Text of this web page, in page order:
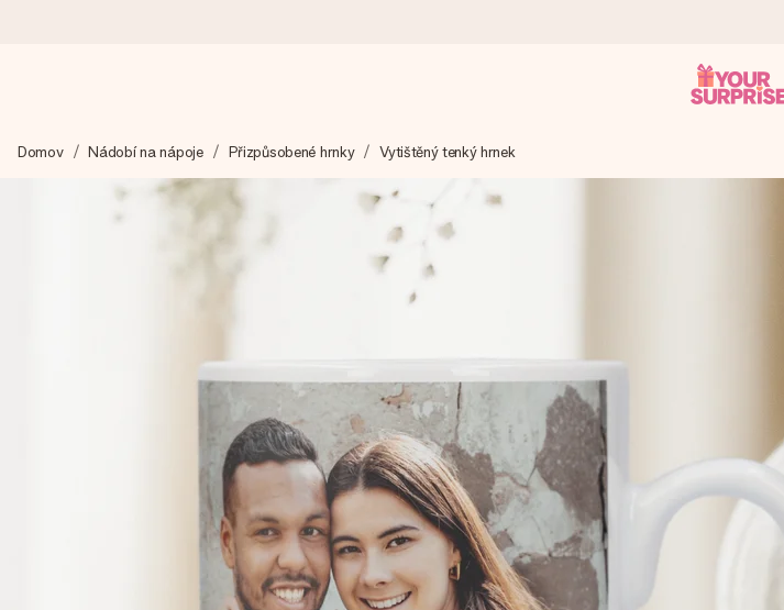
Váš dárek vytvoříme s láskou a bleskově odešleme – abyste ho mohli darovat právě v tu správnou
4,8 (na základě +15 000 recenzí)
Naše dárky inspirují. Zákazníci nás na Google Reviews hodnotí známkou 4,8.
Vytvořte něco jedinečného během několika kroků – s jejím jménem, vaší fotografií nebo vzkazem,
Domov Nádobí na nápoje Přizpůsobené hrnky Vytištěný tenký hrnek